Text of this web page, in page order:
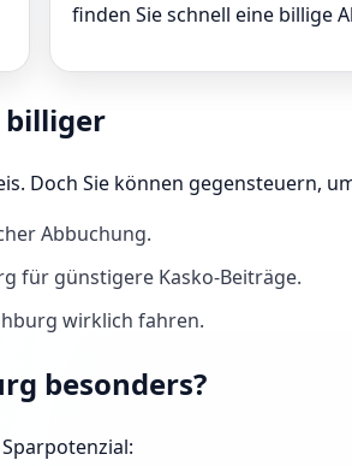
finden Sie schnell eine billige
billiger
Doch Sie können gegensteuern,
Abbuchung.
für günstigere Kasko-Beiträge.
wirklich fahren.
besonders?